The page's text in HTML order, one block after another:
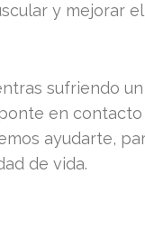
y mejorar el
sufriendo
en
ayudarte,
de vida.